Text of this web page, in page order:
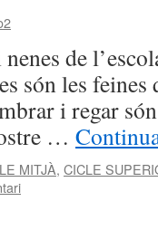
de
són les
i regar
…
MITJÀ, CICLE